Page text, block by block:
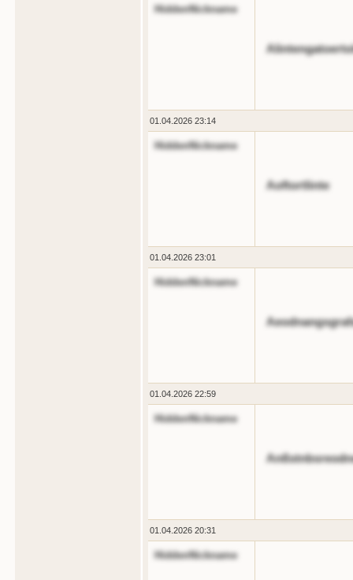
HiddenNickname
01.04.2026 23:14
HiddenNickname
Aoftortlinte
01.04.2026 23:01
HiddenNickname
01.04.2026 22:59
HiddenNickname
01.04.2026 20:31
HiddenNickname